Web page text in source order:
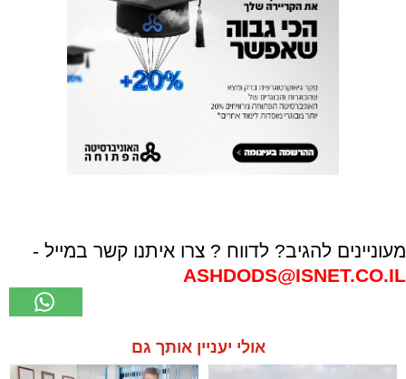
מעוניינים להגיב? לדווח ? צרו איתנו קשר במייל -
ASHDODS@ISNET.CO.IL
אולי יעניין אותך גם